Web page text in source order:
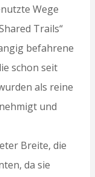
Wege
Trails“
befahrene
schon seit
als reine
und
Breite, die
da sie